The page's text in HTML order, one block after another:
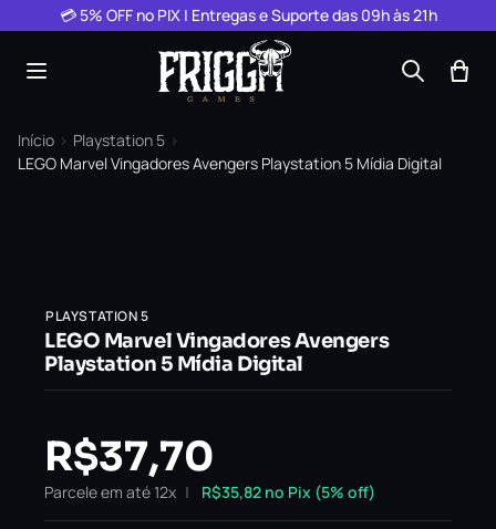
Pular para o conteúdo
💳 5% OFF no PIX | Entregas e Suporte das 09h às 21h
Início › Playstation 5 ›
LEGO Marvel Vingadores Avengers Playstation 5 Mídia Digital
PLAYSTATION 5
LEGO Marvel Vingadores Avengers
Playstation 5 Mídia Digital
R$37,70
Parcele em até 12x R$35,82 no Pix (5% off)